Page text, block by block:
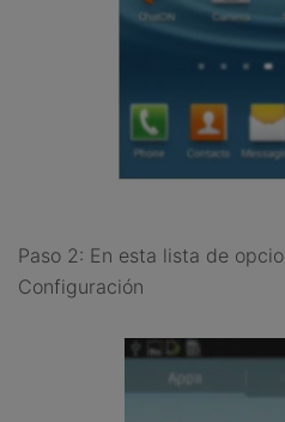
Paso 2: En esta lista de
Configuración